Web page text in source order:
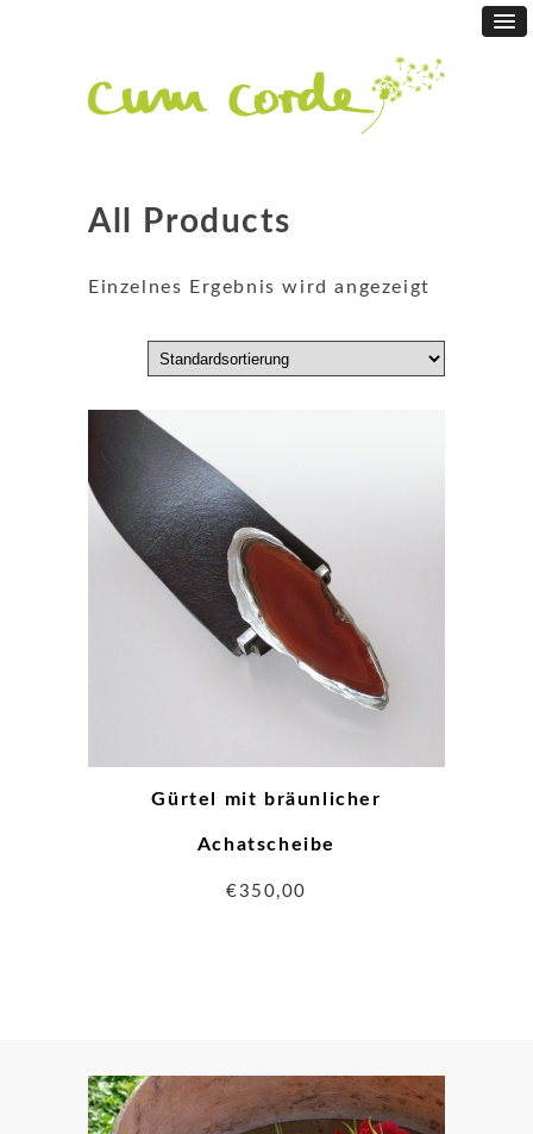
All Products
Einzelnes Ergebnis wird angezeigt
Gürtel mit bräunlicher
Achatscheibe
€350,00